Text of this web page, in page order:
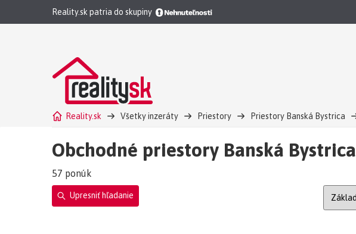
Reality.sk patria do skupiny
Reality.sk Všetky inzeráty Priestory Priestory Banská Bystrica
Obchodné priestory Banská Bystrica
57 ponúk
Upresniť hľadanie